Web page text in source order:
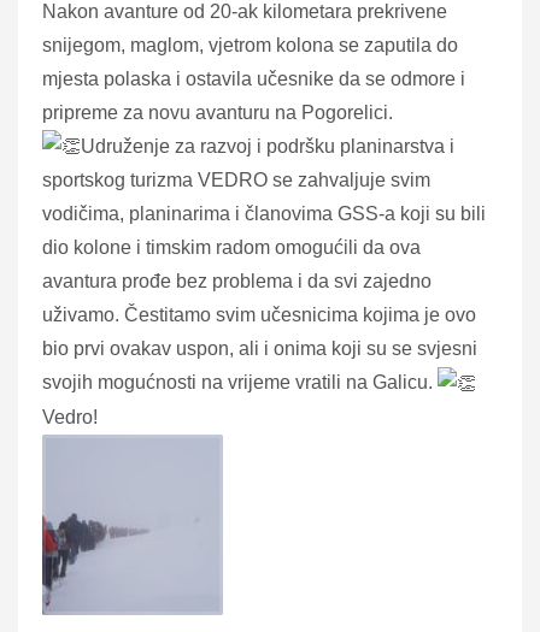
Nakon avanture od 20-ak kilometara prekrivene
snijegom, maglom, vjetrom kolona se zaputila do
mjesta polaska i ostavila učesnike da se odmore i
pripreme za novu avanturu na Pogorelici.
Udruženje za razvoj i podršku planinarstva i
sportskog turizma VEDRO se zahvaljuje svim
vodičima, planinarima i članovima GSS-a koji su bili
dio kolone i timskim radom omogućili da ova
avantura prođe bez problema i da svi zajedno
uživamo. Čestitamo svim učesnicima kojima je ovo
bio prvi ovakav uspon, ali i onima koji su se svjesni
svojih mogućnosti na vrijeme vratili na Galicu.
Vedro!